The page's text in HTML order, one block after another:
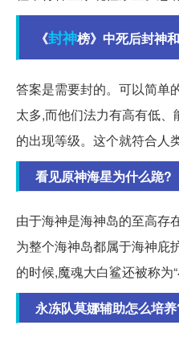
《封神榜》中死后封神
答案是需要封的。可以简单
太多,而他们法力有高有低
的出现等级。这个就符合人
看见原神海星为什么跪?
由于海神是海神岛的至高存
为整个海神岛都属于海神庇
的时候,魔魂大白鲨还被称为“
永冻队莫娜辅助怎么培